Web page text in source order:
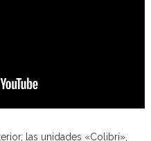
las unidades «Colibrí»,